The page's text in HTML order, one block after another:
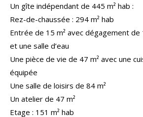
Un gîte indépendant de 445 m² hab :
Rez-de-chaussée : 294 m² hab
Entrée de 15 m² avec dégagement
et une salle d’eau
Une pièce de vie de 47 m² avec une
équipée
Une salle de loisirs de 84 m²
Un atelier de 47 m²
Etage : 151 m² hab